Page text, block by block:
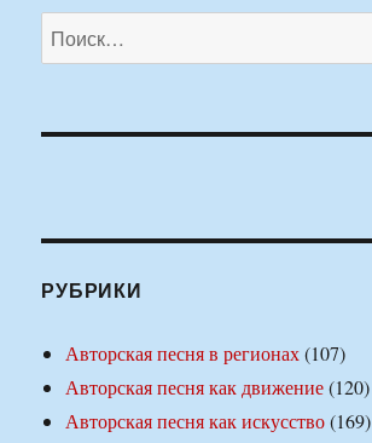
Искать:
РУБРИКИ
Авторская песня в регионах(107)
Авторская песня как движение(120)
Авторская песня как искусство(169)